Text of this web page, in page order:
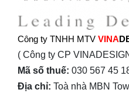
Công ty TNHH MTV VINA
( Công ty CP
Mã số thuế: 030 567 45
Địa chỉ: Toà nhà MBN